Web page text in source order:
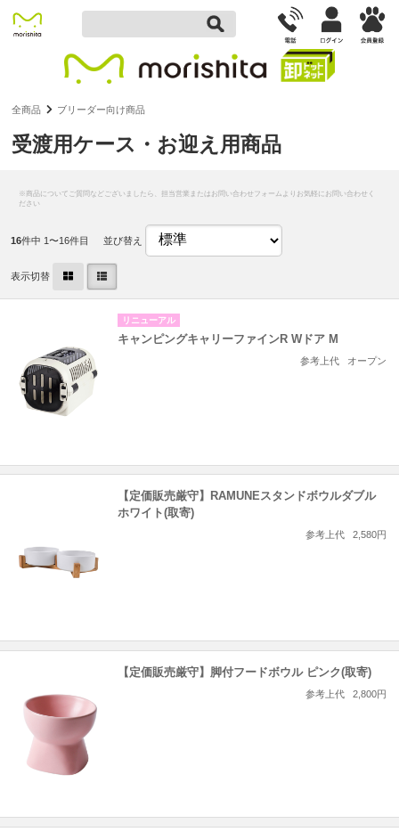
全商品 ブリーダー向け商品
受渡用ケース・お迎え用商品
16件中 1〜16件目 並び替え
表示切替
リニューアル
キャンピングキャリーファインR Wドア M
参考上代 オープン
【定価販売厳守】RAMUNEスタンドボウルダブル
ホワイト(取寄)
参考上代 2,580円
【定価販売厳守】脚付フードボウル ピンク(取寄)
参考上代 2,800円